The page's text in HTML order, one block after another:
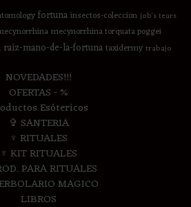
fortunainsectos-coleccion job's tears
mecynorrhina torquata poggei
raiz-mano-de-la-fortunataxidermy trabajo
NOVEDADES!!!
OFERTAS - %
Esótericos
✞ SANTERIA
♆ RITUALES
♆ KIT RITUALES
PARA RITUALES
MAGICO
LIBROS